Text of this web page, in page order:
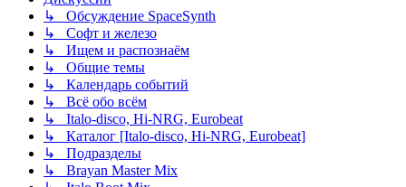
↳ Обсуждение SpaceSynth
↳ Софт и железо
↳ Ищем и распознаём
↳ Общие темы
↳ Календарь событий
↳ Всё обо всём
↳ Italo-disco, Hi-NRG, Eurobeat
↳ Каталог [Italo-disco, Hi-NRG, Eurobeat]
↳ Подразделы
↳ Brayan Master Mix